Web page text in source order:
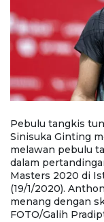
Pebulu tangkis
Sinisuka Ginting
melawan pebulu
dalam
Masters 2020 di
(19/1/2020).
menang dengan
FOTO/Galih